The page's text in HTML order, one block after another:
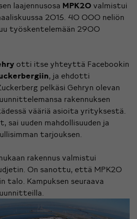
laajennusosa MPK20 valmistui
2015. 40 000 neliön
työskentelemään 2900
otti itse yhteyttä Facebookin
, ja ehdotti
pelkäsi Gehryn olevan
rakennuksen
vääriä asioita yrityksestä.
sai uuden mahdollisuuden ja
tarjouksen.
rakennus valmistui
On sanottu, että MPK20
talo. Kampuksen seuraava